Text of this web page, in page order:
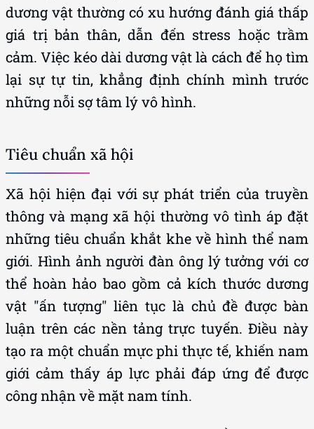
dương vật thường có xu hướng đánh giá thấp
giá trị bản thân, dẫn đến stress hoặc trầm
cảm. Việc kéo dài dương vật là cách để họ tìm
lại sự tự tin, khẳng định chính mình trước
những nỗi sợ tâm lý vô hình.
Tiêu chuẩn xã hội
Xã hội hiện đại với sự phát triển của truyền
thông và mạng xã hội thường vô tình áp đặt
những tiêu chuẩn khắt khe về hình thể nam
giới. Hình ảnh người đàn ông lý tưởng với cơ
thể hoàn hảo bao gồm cả kích thước dương
vật "ấn tượng" liên tục là chủ đề được bàn
luận trên các nền tảng trực tuyến. Điều này
tạo ra một chuẩn mực phi thực tế, khiến nam
giới cảm thấy áp lực phải đáp ứng để được
công nhận về mặt nam tính.